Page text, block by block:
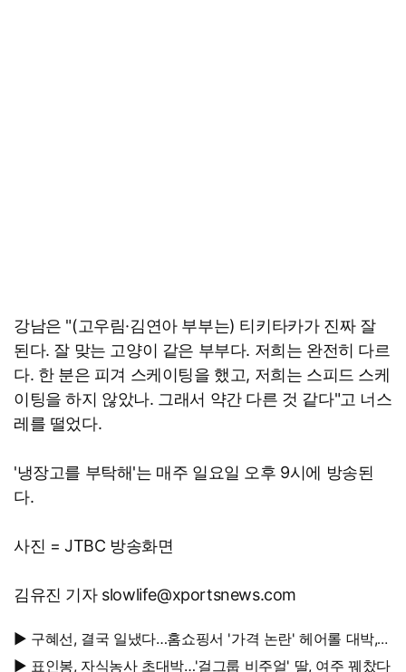
강남은 "(고우림·김연아 부부는) 티키타카가 진짜 잘
된다. 잘 맞는 고양이 같은 부부다. 저희는 완전히 다르
다. 한 분은 피겨 스케이팅을 했고, 저희는 스피드 스케
이팅을 하지 않았나. 그래서 약간 다른 것 같다"고 너스
레를 떨었다.
'냉장고를 부탁해'는 매주 일요일 오후 9시에 방송된
다.
사진 = JTBC 방송화면
김유진 기자 slowlife@xportsnews.com
▶ 구혜선, 결국 일냈다…홈쇼핑서 '가격 논란' 헤어롤 대박,
무려 '3만 장' 돌파
▶ 표인봉, 자식농사 초대박…'걸그룹 비주얼' 딸, 여주 꿰찼다